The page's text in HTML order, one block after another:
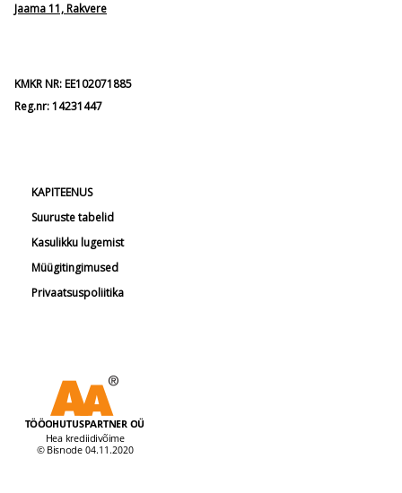
Jaama 11, Rakvere
KMKR NR: EE102071885
Reg.nr: 14231447
KAPITEENUS
Suuruste tabelid
Kasulikku lugemist
Müügitingimused
Privaatsuspoliitika